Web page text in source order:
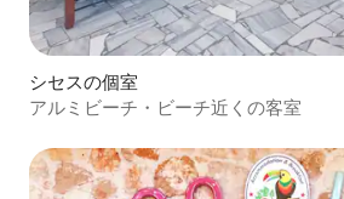
シセスの個室
アルミビーチ・ビーチ近くの客室